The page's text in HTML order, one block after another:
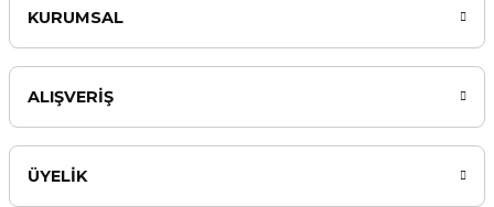
KURUMSAL
ALIŞVERİŞ
ÜYELİK